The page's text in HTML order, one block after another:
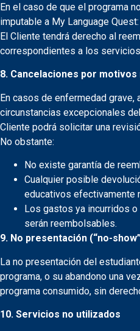
En el caso de que el programa
imputable a My Language Quest:
El Cliente tendrá derecho al
correspondientes a los
8. Cancelaciones por
En casos de enfermedad grave,
circunstancias excepcionales
Cliente podrá solicitar una
No obstante:
No existe garantía de
Cualquier posible
educativos efectivamente
Los gastos ya incurridos
serán reembolsables.
9. No presentación (“no-
La no presentación del
programa, o su abandono una
programa consumido, sin
10. Servicios no utilizados